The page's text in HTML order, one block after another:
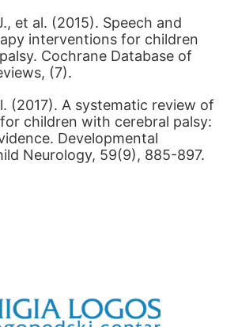
et al. (2015). Speech and
interventions for children
Cochrane Database of
(7).
(2017). A systematic review of
children with cerebral palsy:
Developmental
Neurology, 59(9), 885-897.